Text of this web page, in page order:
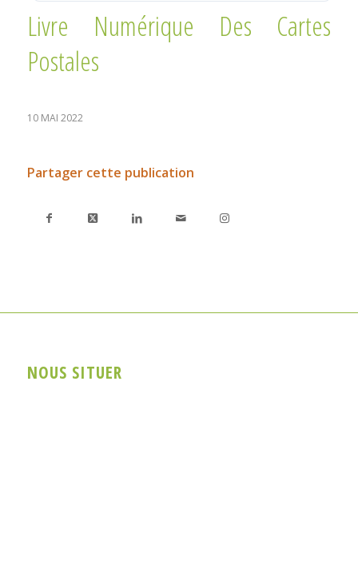
Livre Numérique Des Cartes
Postales
10 MAI 2022
Partager cette publication
NOUS SITUER